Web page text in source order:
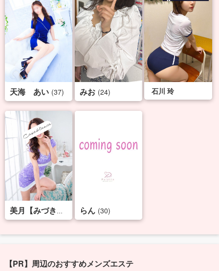
天海 あい (37) みお (24) 石川 玲
美月【みづき】 らん (30)
【PR】周辺のおすすめメンズエステ